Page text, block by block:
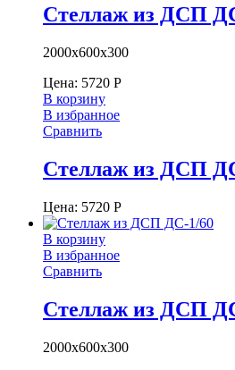
Стеллаж из ДСП
2000х600х300
Цена: 5720 Р
В корзину
В избранное
Сравнить
Стеллаж из ДСП
Цена: 5720 Р
В корзину
В избранное
Сравнить
Стеллаж из ДСП
2000х600х300